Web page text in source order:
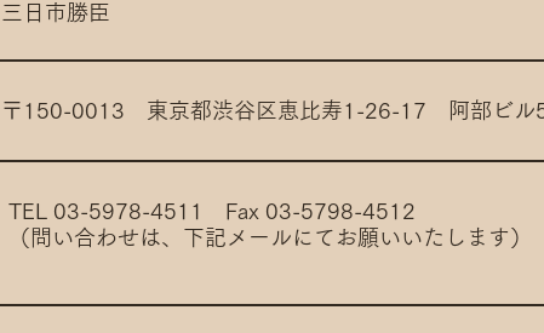
三日市勝臣
〒150-0013 東京都渋谷区恵比寿1-26-17 阿部ビル
TEL 03-5978-4511 Fax 03-5798-4512
​（問い合わせは、下記メールにてお願いいたします）